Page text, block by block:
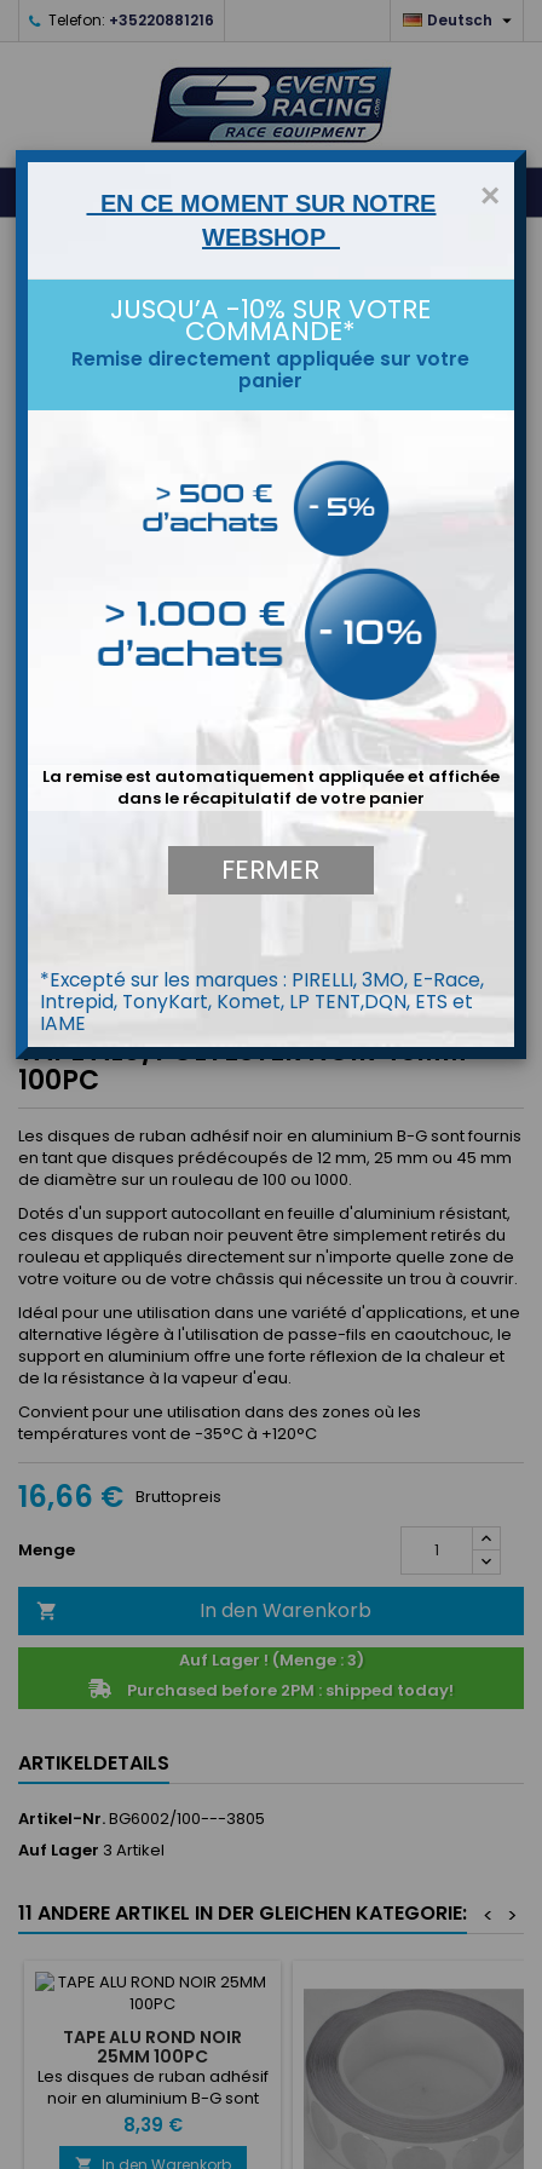
Telefon: +35220881216 Deutsch 
 
TAPE ALU/POLYESTER NOIR 45MM
100PC
Les disques de ruban adhésif noir en aluminium B-G sont fournis
en tant que disques prédécoupés de 12 mm, 25 mm ou 45 mm
de diamètre sur un rouleau de 100 ou 1000.
Dotés d'un support autocollant en feuille d'aluminium résistant,
ces disques de ruban noir peuvent être simplement retirés du
rouleau et appliqués directement sur n'importe quelle zone de
votre voiture ou de votre châssis qui nécessite un trou à couvrir.
Idéal pour une utilisation dans une variété d'applications, et une
alternative légère à l'utilisation de passe-fils en caoutchouc, le
support en aluminium offre une forte réflexion de la chaleur et
de la résistance à la vapeur d'eau.
Convient pour une utilisation dans des zones où les
températures vont de -35°C à +120°C
16,66 € Bruttopreis
Menge
 In den Warenkorb
Auf Lager ! (Menge : 3)
Purchased before 2PM : shipped today!
ARTIKELDETAILS
Artikel-Nr.BG6002/100---3805
Auf Lager 3 Artikel
11 ANDERE ARTIKEL IN DER GLEICHEN KATEGORIE: >
<
TAPE ALU ROND NOIR
25MM 100PC
Les disques de ruban adhésif
noir en aluminium B-G sont
fournis sous forme de
disques prédécoupés de 12
mm, 25 mm ou 45 mm de
Preis
8,39 €
 In den Warenkorb
×
EN CE MOMENT SUR NOTRE
WEBSHOP
JUSQU’A -10% SUR VOTRE
COMMANDE*
Remise directement appliquée sur votre
panier
La remise est automatiquement appliquée et affichée
dans le récapitulatif de votre panier
FERMER
*Excepté sur les marques : PIRELLI, 3MO, E-Race,
Intrepid, TonyKart, Komet, LP TENT,DQN, ETS et
IAME